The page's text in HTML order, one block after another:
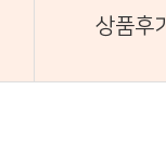
상품후기